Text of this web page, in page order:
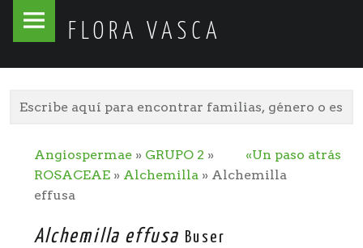
FLORA VASCA
Flora
Skip
«Un paso atrás
Angiospermae» GRUPO 2 »
ROSACEAE» Alchemilla» Alchemilla
effusa
Alchemilla effusa Buser